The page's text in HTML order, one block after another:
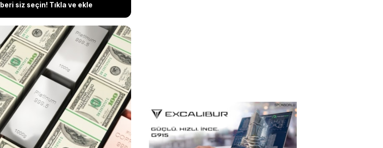
siz seçin! Tıkla ve ekle
yüzde 1,6 ile tahminlerin
tüketim harcamaları fiyat
yüzde 4,5 artış kaydedildi.
fiyatları sert düşüşlerini